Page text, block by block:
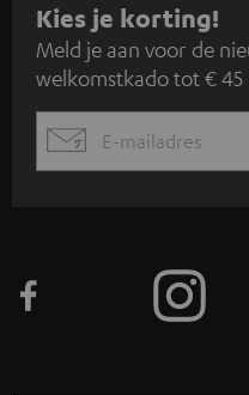
A
a
n
m
e
n
Kies je korting!
Meld je aan voor de
welkomstkado tot € 45
EMAIL